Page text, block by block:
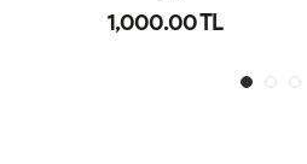
1,000.00 TL